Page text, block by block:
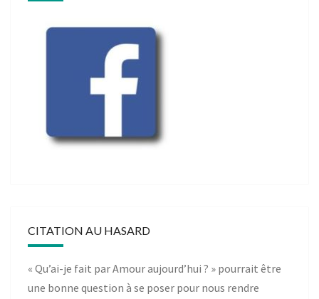
CITATION AU HASARD
« Qu’ai-je fait par Amour aujourd’hui ? » pourrait être
une bonne question à se poser pour nous rendre